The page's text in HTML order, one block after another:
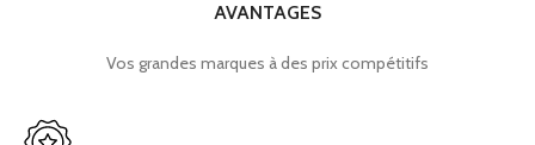
AVANTAGES
Vos grandes marques à des prix compétitifs